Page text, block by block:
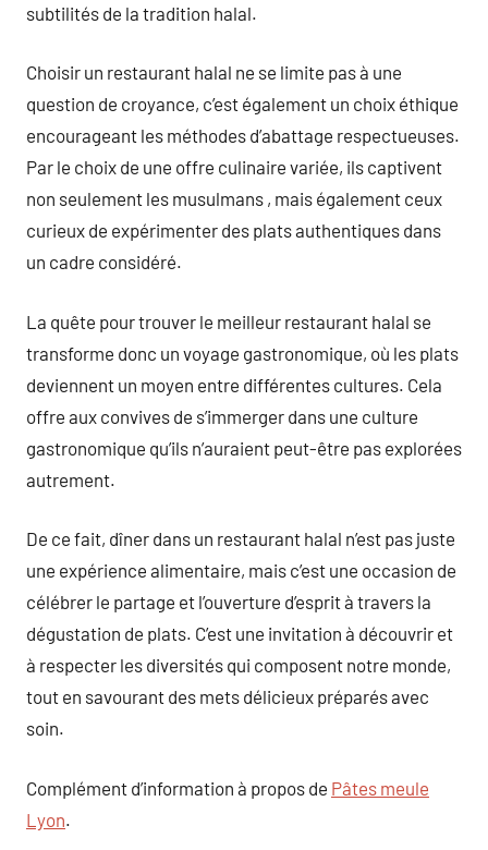
subtilités de la tradition halal.
Choisir un restaurant halal ne se limite pas à une
question de croyance, c’est également un choix éthique
encourageant les méthodes d’abattage respectueuses.
Par le choix de une offre culinaire variée, ils captivent
non seulement les musulmans , mais également ceux
curieux de expérimenter des plats authentiques dans
un cadre considéré.
La quête pour trouver le meilleur restaurant halal se
transforme donc un voyage gastronomique, où les plats
deviennent un moyen entre différentes cultures. Cela
offre aux convives de s’immerger dans une culture
gastronomique qu’ils n’auraient peut-être pas explorées
autrement.
De ce fait, dîner dans un restaurant halal n’est pas juste
une expérience alimentaire, mais c’est une occasion de
célébrer le partage et l’ouverture d’esprit à travers la
dégustation de plats. C’est une invitation à découvrir et
à respecter les diversités qui composent notre monde,
tout en savourant des mets délicieux préparés avec
soin.
Complément d’information à propos de Pâtes meule
Lyon.